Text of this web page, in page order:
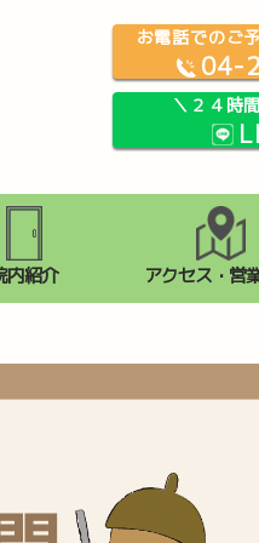
お電話でのご
04-
＼２４時
内紹介 アクセス・営